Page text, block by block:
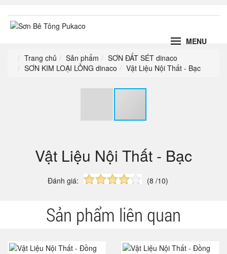
MENU
Trang chủ
Sản phẩm
SƠN ĐẤT SÉT dinaco
SƠN KIM LOẠI LỎNG dinaco
Vật Liệu Nội Thất - Bạc
Vật Liệu Nội Thất - Bạc
Đánh giá: (8 /10)
Sản phẩm liên quan